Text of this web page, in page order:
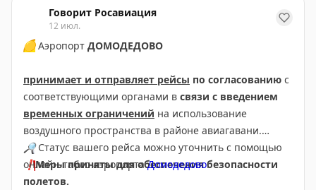
Говорит Росавиация
12 июл.
🟡Аэропорт ДОМОДЕДОВО
принимает и отправляет рейсы по согласованию с
соответствующими органами в связи с введением
временных ограничений на использование
воздушного пространства в районе авиагавани.
❗️Меры приняты для обеспечения безопасности
полетов.
🔎Статус вашего рейса можно уточнить с помощью
онлайн-табло аэропортаДомодедово.